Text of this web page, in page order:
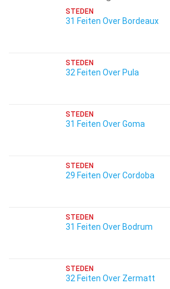
STEDEN
31 Feiten Over Bordeaux
STEDEN
32 Feiten Over Pula
STEDEN
31 Feiten Over Goma
STEDEN
29 Feiten Over Cordoba
STEDEN
31 Feiten Over Bodrum
STEDEN
32 Feiten Over Zermatt